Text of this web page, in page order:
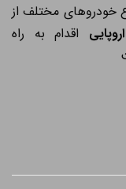
مختلف از
اقدام به راه